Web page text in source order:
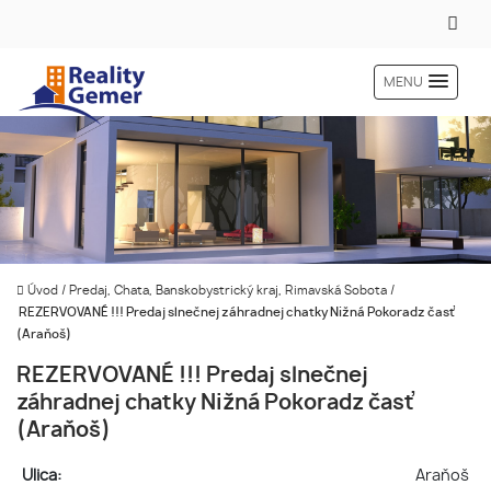
MENU
Úvod / Predaj, Chata, Banskobystrický kraj, Rimavská Sobota /
REZERVOVANÉ !!! Predaj slnečnej záhradnej chatky Nižná Pokoradz časť
(Araňoš)
REZERVOVANÉ !!! Predaj slnečnej
záhradnej chatky Nižná Pokoradz časť
(Araňoš)
Ulica:
Araňoš